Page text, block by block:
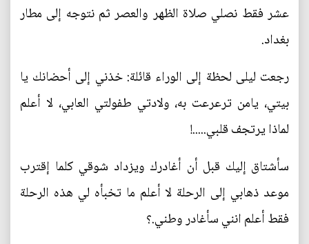
عشر فقط نصلي صلاة الظهر والعصر ثم نتوجه إلى مطار
بغداد.
رجعت ليلى لحظة إلى الوراء قائلة: خذني إلى أحضانك يا
بيتي، يامن ترعرعت به، ولادتي طفولتي العابي، لا أعلم
لماذا يرتجف قلبي.....!
سأشتاق إليك قبل أن أغادرك ويزداد شوقي كلما إقترب
موعد ذهابي إلى الرحلة لا أعلم ما تخبأه لي هذه الرحلة
فقط أعلم انني سأغادر وطني.؟